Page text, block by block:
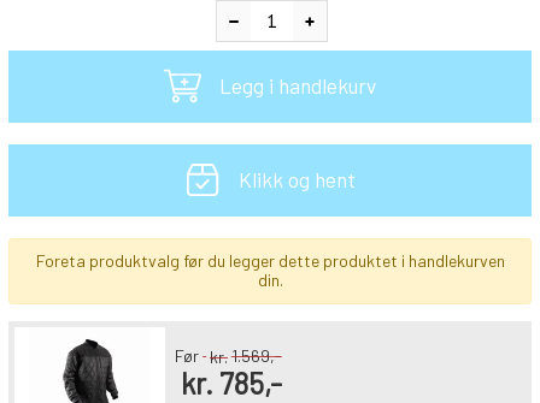
Legg i handlekurv
Klikk og hent
Foreta produktvalg før du legger dette produktet i handlekurven
din.
Før kr.1.569,-
kr. 785,-